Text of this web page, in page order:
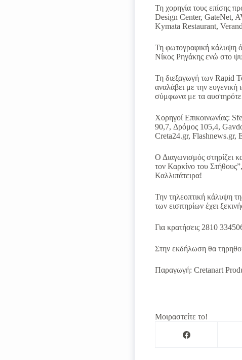
Τη χορηγία τους επίσης
Design Center, GateNet,
Kymata Restaurant,
Τη φωτογραφική κάλυψη
Νίκος Ρηγάκης ενώ στο
Τη διεξαγωγή των Rapid
αναλάβει με την
σύμφωνα με τα
Χορηγοί Επικοινωνίας:
90,7, Δρόμος 105,4,
Creta24.gr, Flashnews.gr,
Ο Διαγωνισμός στηρίζει
τον Καρκίνο του
Καλλιπάτειρα!
Την τηλεοπτική κάλυψη
των εισιτηρίων έχει
Για κρατήσεις 2810
Στην εκδήλωση θα
Παραγωγή: Cretanart
Μοιραστείτε το!